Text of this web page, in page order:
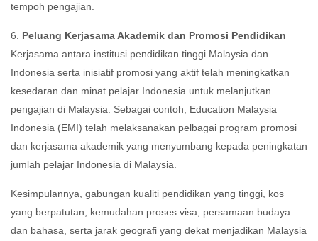
tempoh pengajian.
6. Peluang Kerjasama Akademik dan Promosi Pendidikan
Kerjasama antara institusi pendidikan tinggi Malaysia dan
Indonesia serta inisiatif promosi yang aktif telah meningkatkan
kesedaran dan minat pelajar Indonesia untuk melanjutkan
pengajian di Malaysia. Sebagai contoh, Education Malaysia
Indonesia (EMI) telah melaksanakan pelbagai program promosi
dan kerjasama akademik yang menyumbang kepada peningkatan
jumlah pelajar Indonesia di Malaysia.
Kesimpulannya, gabungan kualiti pendidikan yang tinggi, kos
yang berpatutan, kemudahan proses visa, persamaan budaya
dan bahasa, serta jarak geografi yang dekat menjadikan Malaysia